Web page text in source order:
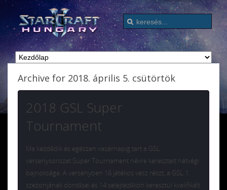
Archive for 2018. április 5. csütörtök
2018 GSL Super
Tournament
Ma kezdődik és egészen vasárnapig tart a GSL
versenysorozat Super Tournament névre keresztelt hétvégi
bajnoksága. A versenyben 16 játékos vesz részt, a GSL 1.
szezonjának döntősei és 14 selejtezőkön keresztül kvalifikált